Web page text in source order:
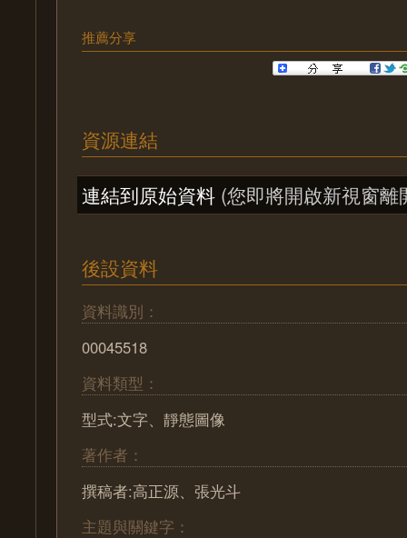
推薦分享
資源連結
連結到原始資料 (您即將開啟新視窗離
後設資料
資料識別：
00045518
資料類型：
型式:文字、靜態圖像
著作者：
撰稿者:高正源、張光斗
主題與關鍵字：